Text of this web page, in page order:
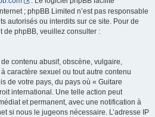
; phpBB Limited n’est pas responsable
autorisés ou interdits sur ce site. Pour de
de phpBB, veuillez consulter :
contenu abusif, obscène, vulgaire,
caractère sexuel ou tout autre contenu
de votre pays, du pays où « Guitare
international. Une telle action peut
et permanent, avec une notification à
si nous le jugeons nécessaire. L’adresse IP